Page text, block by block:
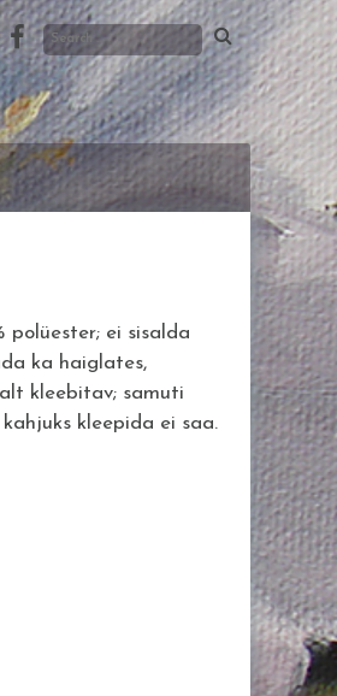
polüester; ei sisalda
ka haiglates,
kleebitav; samuti
kleepida ei saa.